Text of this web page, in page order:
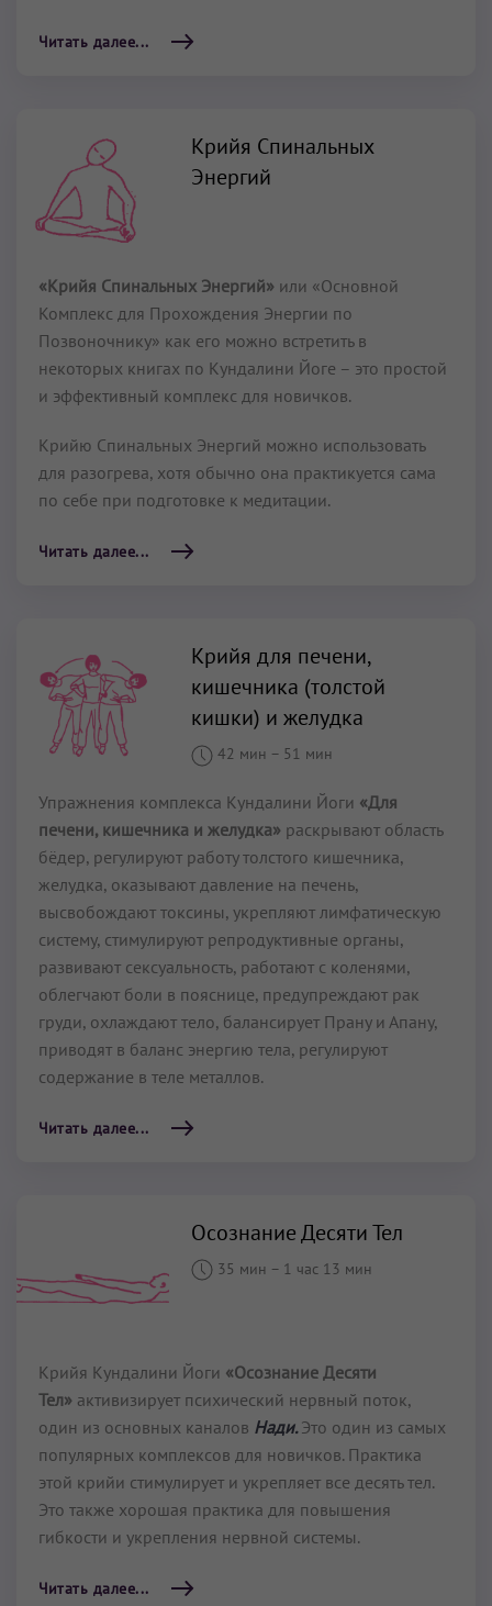
Читать далее...
Крийя Спинальных
Энергий
«Крийя Спинальных Энергий» или «Основной
Комплекс для Прохождения Энергии по
Позвоночнику» как его можно встретить в
некоторых книгах по Кундалини Йоге – это простой
и эффективный комплекс для новичков.
Крийю Спинальных Энергий можно использовать
для разогрева, хотя обычно она практикуется сама
по себе при подготовке к медитации.
Читать далее...
Крийя для печени,
кишечника (толстой
кишки) и желудка
42 мин – 51 мин
Упражнения комплекса Кундалини Йоги «Для
печени, кишечника и желудка» раскрывают область
бёдер, регулируют работу толстого кишечника,
желудка, оказывают давление на печень,
высвобождают токсины, укрепляют лимфатическую
систему, стимулируют репродуктивные органы,
развивают сексуальность, работают с коленями,
облегчают боли в пояснице, предупреждают рак
груди, охлаждают тело, балансирует Прану и Апану,
приводят в баланс энергию тела, регулируют
содержание в теле металлов.
Читать далее...
Осознание Десяти Тел
35 мин – 1 час 13 мин
Крийя Кундалини Йоги «Осознание Десяти
Тел» активизирует психический нервный поток,
один из основных каналов Нади.Это один из самых
популярных комплексов для новичков. Практика
этой крийи стимулирует и укреп­ляет все десять тел.
Это также хорошая практика для повышения
гибкости и укрепления нервной системы.
Читать далее...